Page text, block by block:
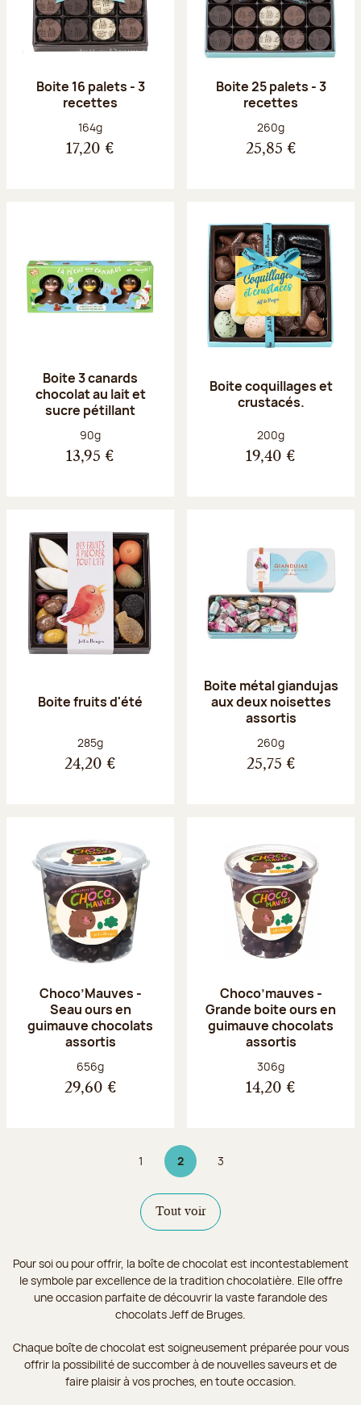
Boite 16 palets - 3
recettes
Poids net :
164g
17,20 €
Boite 25 palets - 3
recettes
Poids net :
260g
25,85 €
Boite 3 canards
chocolat au lait et
sucre pétillant
Poids net :
90g
13,95 €
Boite coquillages et
crustacés.
Poids net :
200g
19,40 €
Boite fruits d'été
Poids net :
285g
24,20 €
Boite métal giandujas
aux deux noisettes
assortis
Poids net :
260g
25,75 €
Choco’Mauves -
Seau ours en
guimauve chocolats
assortis
Poids net :
656g
29,60 €
Choco’mauves -
Grande boite ours en
guimauve chocolats
assortis
Poids net :
306g
14,20 €
Page
1 2Page 2 sur 3
Page
3
Tout voir
Pour soi ou pour offrir, la boîte de chocolat est incontestablement
le symbole par excellence de la tradition chocolatière. Elle offre
une occasion parfaite de découvrir la vaste farandole des
chocolats Jeff de Bruges.
Chaque boîte de chocolat est soigneusement préparée pour vous
offrir la possibilité de succomber à de nouvelles saveurs et de
faire plaisir à vos proches, en toute occasion.